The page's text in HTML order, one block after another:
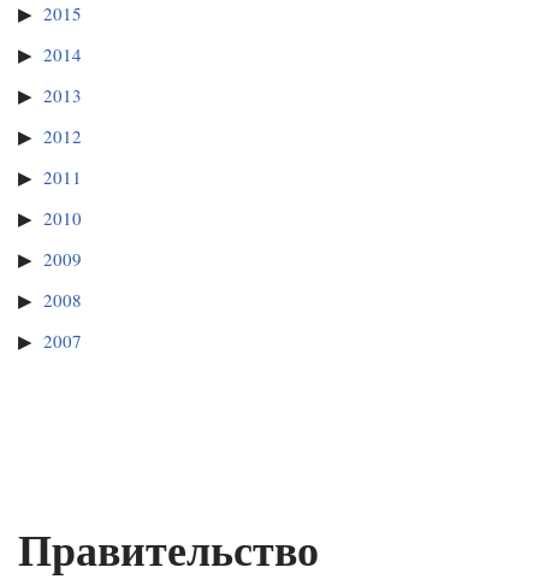
2015
2014
2013
2012
2011
2010
2009
2008
2007
Правительство